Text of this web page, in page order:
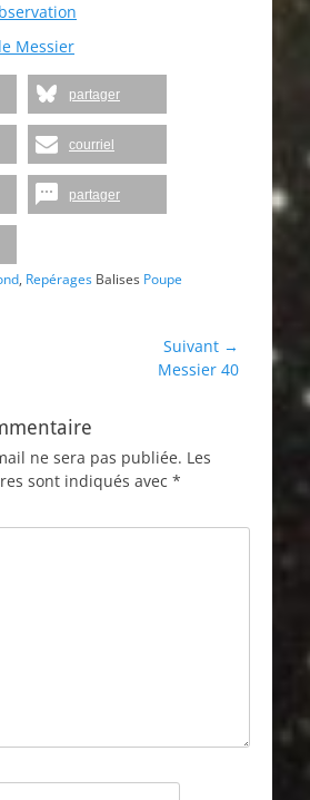
Messier
partager
courriel
partager
, Repérages Balises Poupe
Suivant →
Messier 40
ne sera pas publiée. Les
sont indiqués avec *